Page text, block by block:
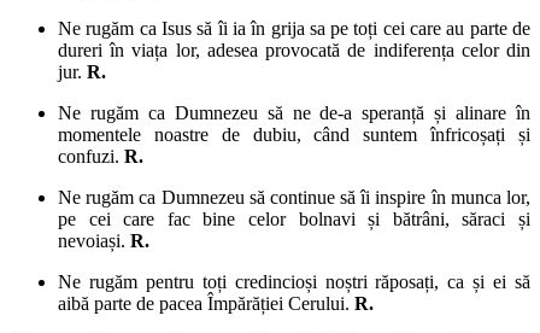
Ne rugăm ca Isus să îi ia în grija sa pe toți cei care au parte de
dureri în viața lor, adesea provocată de indiferența celor din
jur. R.
Ne rugăm ca Dumnezeu să ne de-a speranță și alinare în
momentele noastre de dubiu, când suntem înfricoșați și
confuzi. R.
Ne rugăm ca Dumnezeu să continue să îi inspire în munca lor,
pe cei care fac bine celor bolnavi și bătrâni, săraci și
nevoiași. R.
Ne rugăm pentru toți credincioși noștri răposați, ca și ei să
aibă parte de pacea Împărăției Cerului. R.